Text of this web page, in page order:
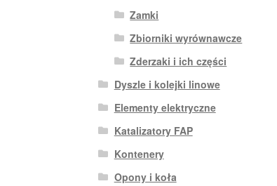
Zamki
Zbiorniki wyrównawcze
Zderzaki i ich części
Dyszle i kolejki linowe
Elementy elektryczne
Katalizatory FAP
Kontenery
Opony i koła